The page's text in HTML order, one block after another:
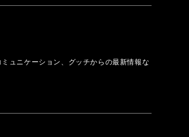
ュニケーション、グッチからの最新情報な